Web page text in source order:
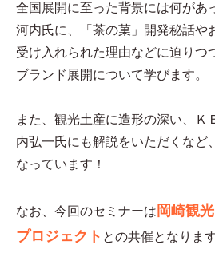
全国展開に至った背景には何があ
河内氏に、「茶の菓」開発秘話や
受け入れられた理由などに迫りつ
ブランド展開について学びます。
また、観光土産に造形の深い、Ｋ
内弘一氏にも解説をいただくなど
なっています！
なお、今回のセミナーは 岡崎観
プロジェクト との共催となります